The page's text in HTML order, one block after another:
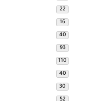
22
16
40
93
110
40
30
52